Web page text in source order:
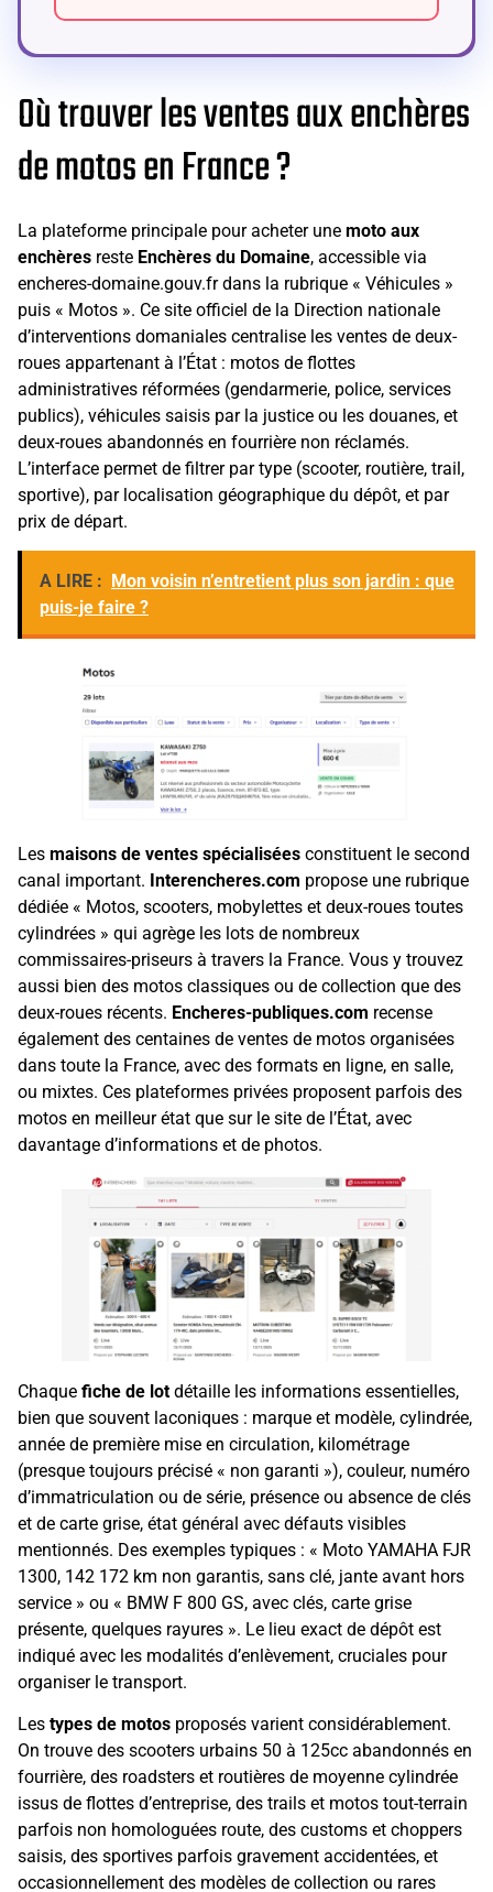
Où trouver les ventes aux enchères
de motos en France ?
La plateforme principale pour acheter une moto aux
enchères reste Enchères du Domaine, accessible via
encheres-domaine.gouv.fr dans la rubrique « Véhicules »
puis « Motos ». Ce site officiel de la Direction nationale
d’interventions domaniales centralise les ventes de deux-
roues appartenant à l’État : motos de flottes
administratives réformées (gendarmerie, police, services
publics), véhicules saisis par la justice ou les douanes, et
deux-roues abandonnés en fourrière non réclamés.
L’interface permet de filtrer par type (scooter, routière, trail,
sportive), par localisation géographique du dépôt, et par
prix de départ.
A LIRE :
Mon voisin n’entretient plus son jardin : que
puis-je faire ?
Les maisons de ventes spécialisées constituent le second
canal important. Interencheres.com propose une rubrique
dédiée « Motos, scooters, mobylettes et deux-roues toutes
cylindrées » qui agrège les lots de nombreux
commissaires-priseurs à travers la France. Vous y trouvez
aussi bien des motos classiques ou de collection que des
deux-roues récents. Encheres-publiques.com recense
également des centaines de ventes de motos organisées
dans toute la France, avec des formats en ligne, en salle,
ou mixtes. Ces plateformes privées proposent parfois des
motos en meilleur état que sur le site de l’État, avec
davantage d’informations et de photos.
Chaque fiche de lot détaille les informations essentielles,
bien que souvent laconiques : marque et modèle, cylindrée,
année de première mise en circulation, kilométrage
(presque toujours précisé « non garanti »), couleur, numéro
d’immatriculation ou de série, présence ou absence de clés
et de carte grise, état général avec défauts visibles
mentionnés. Des exemples typiques : « Moto YAMAHA FJR
1300, 142 172 km non garantis, sans clé, jante avant hors
service » ou « BMW F 800 GS, avec clés, carte grise
présente, quelques rayures ». Le lieu exact de dépôt est
indiqué avec les modalités d’enlèvement, cruciales pour
organiser le transport.
Les types de motos proposés varient considérablement.
On trouve des scooters urbains 50 à 125cc abandonnés en
fourrière, des roadsters et routières de moyenne cylindrée
issus de flottes d’entreprise, des trails et motos tout-terrain
parfois non homologuées route, des customs et choppers
saisis, des sportives parfois gravement accidentées, et
occasionnellement des modèles de collection ou rares